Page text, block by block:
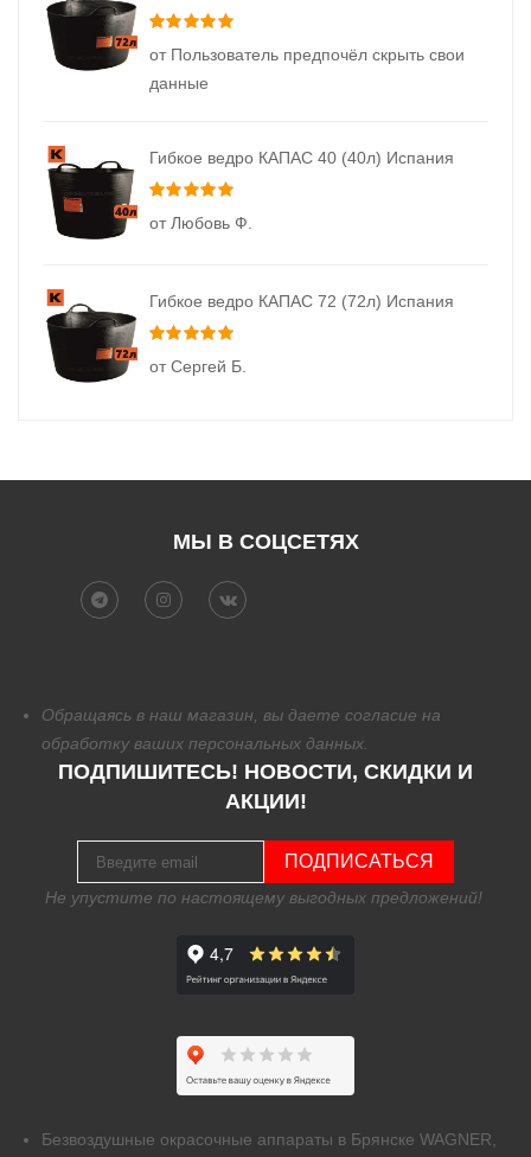
от Пользователь предпочёл скрыть свои
данные
Гибкое ведро КАПАС 40 (40л) Испания
от Любовь Ф.
Гибкое ведро КАПАС 72 (72л) Испания
от Сергей Б.
МЫ В СОЦСЕТЯХ
Обращаясь в наш магазин, вы даете согласие на
обработку ваших персональных данных.
ПОДПИШИТЕСЬ! НОВОСТИ, СКИДКИ И
АКЦИИ!
ПОДПИСАТЬСЯ
Не упустите по настоящему выгодных предложений!
Безвоздушные окрасочные аппараты в Брянске WAGNER,